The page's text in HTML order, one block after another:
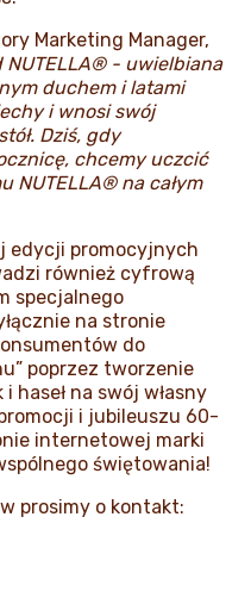
Marketing Manager,
NUTELLA® - uwielbiana
duchem i latami
i wnosi swój
Dziś, gdy
chcemy uczcić
NUTELLA® na całym
edycji promocyjnych
również cyfrową
specjalnego
na stronie
do
poprzez tworzenie
haseł na swój własny
i jubileuszu 60-
internetowej marki
świętowania!
prosimy o kontakt: